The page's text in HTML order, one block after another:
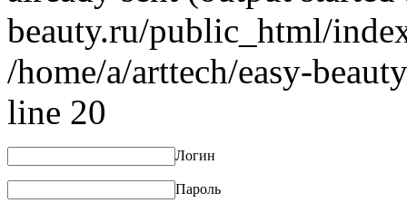
beauty.ru/public_html/
/home/a/arttech/easy-
line 20
Логин
Пароль